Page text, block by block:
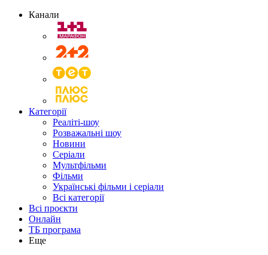
Канали
Категорії
Реаліті-шоу
Розважальні шоу
Новини
Серіали
Мультфільми
Фільми
Українські фільми і серіали
Всі категорії
Всі проєкти
Онлайн
ТБ програма
Еще